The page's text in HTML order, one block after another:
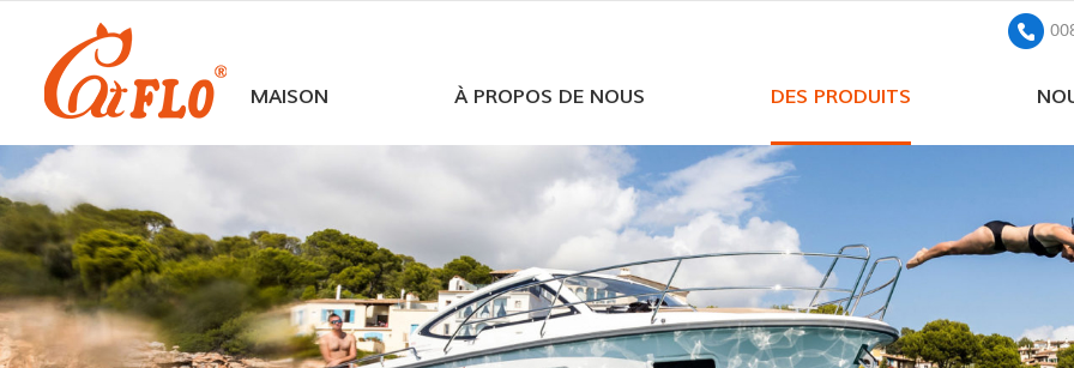
MAISON À PROPOS DE NOUS DES PRODUITS